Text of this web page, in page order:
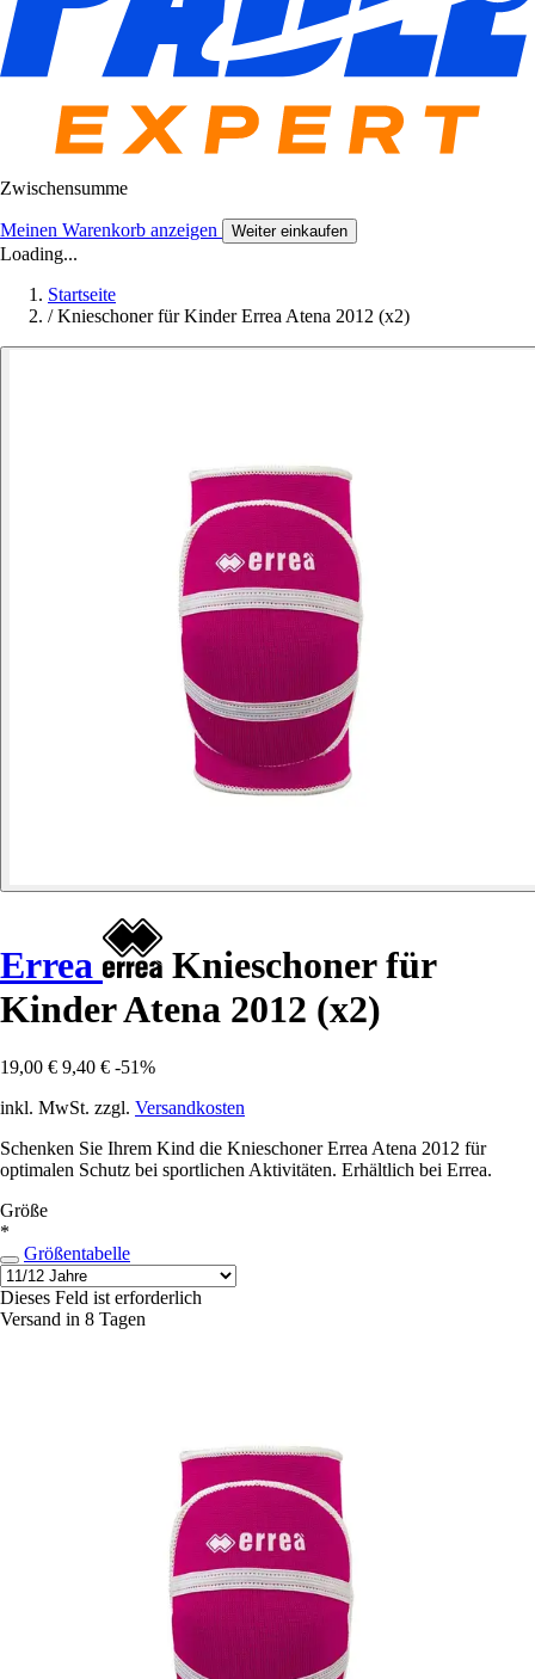
Zwischensumme
Meinen Warenkorb anzeigen Weiter einkaufen
Loading...
Startseite
/ Knieschoner für Kinder Errea Atena 2012 (x2)
Errea
Knieschoner für
Kinder Atena 2012 (x2)
19,00 € 9,40 € -51%
inkl. MwSt. zzgl. Versandkosten
Schenken Sie Ihrem Kind die Knieschoner Errea Atena 2012 für
optimalen Schutz bei sportlichen Aktivitäten. Erhältlich bei Errea.
Größe
*
Größentabelle
Dieses Feld ist erforderlich
Versand in 8 Tagen